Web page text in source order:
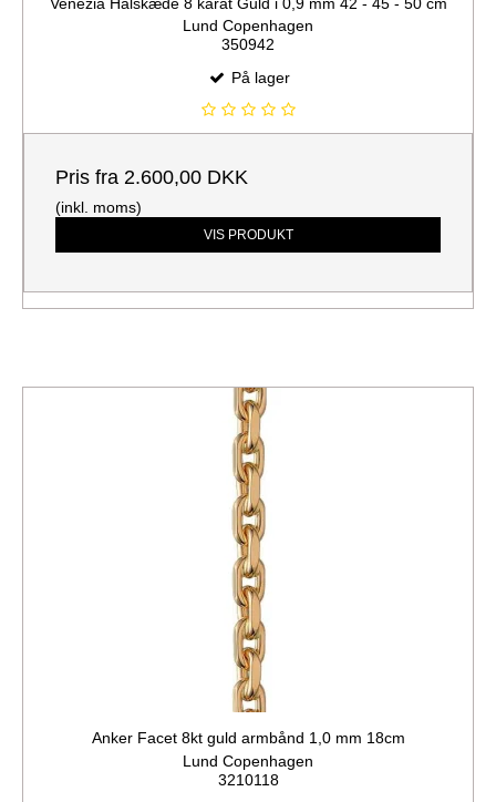
Lund Copenhagen
350942
På lager
Pris fra 2.600,00 DKK
(inkl. moms)
VIS PRODUKT
Anker Facet 8kt guld armbånd 1,0 mm 18cm
Lund Copenhagen
3210118